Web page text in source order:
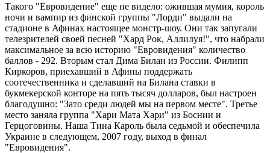
Такого "Евровидение" еще не видело: ожившая мумия, король
ночи и вампир из финской группы "Лорди" выдали на
стадионе в Афинах настоящее монстр-шоу. Они так запугали
телезрителей своей песней "Хард Рок, Аллилуя!", что набрали
максимальное за всю историю "Евровидения" количество
баллов - 292. Вторым стал Дима Билан из России. Филипп
Киркоров, приехавший в Афины поддержать
соотечественника и сделавший на Билана ставки в
букмекерской конторе на пять тысяч долларов, был настроен
благодушно: "Зато среди людей мы на первом месте". Третье
место заняла группа "Хари Мата Хари" из Боснии и
Герцоговины. Наша Тина Кароль была седьмой и обеспечила
Украине в следующем, 2007 году, выход в финал
"Евровидения".